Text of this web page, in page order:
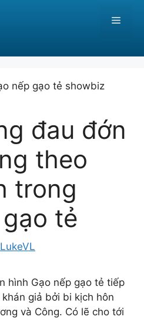
Menu
đau đớn
theo
trong
tẻ
hình Gạo nếp gạo tẻ tiếp
giả bởi bi kịch hôn
và Công. Có lẽ cho tới